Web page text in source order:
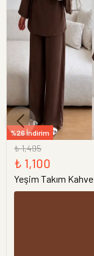
%26 İndirim
₺ 1,495
₺ 1,100
Yeşim Takım Kahve